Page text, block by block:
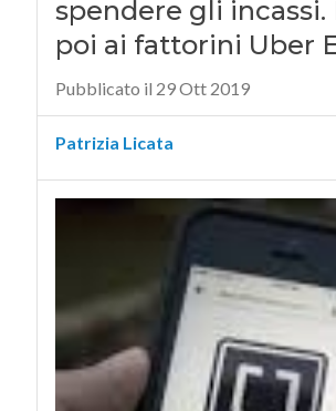
spendere gli
poi ai fattorini Uber
Pubblicato il 29 Ott 2019
Patrizia Licata